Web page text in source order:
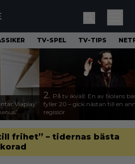
TV-SPEL TV-TIPS
Viaplay:
2. På tv ikväll: En av Nolans
fyller 20 – gick nästan till en
regissör
frihet” – tidernas bästa